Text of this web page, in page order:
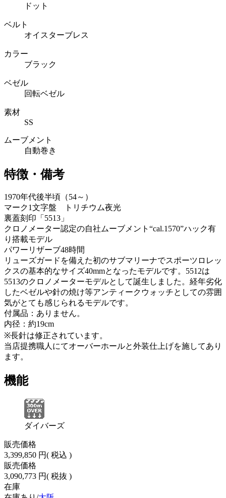
ドット
ベルト
オイスターブレス
カラー
ブラック
ベゼル
回転ベゼル
素材
SS
ムーブメント
自動巻き
特徴・備考
1970年代後半頃（54～）
マーク1文字盤 トリチウム夜光
裏蓋刻印「5513」
クロノメーター認定の自社ムーブメント“cal.1570”ハック有
り搭載モデル
パワーリザーブ48時間
リューズガードを備えた初のサブマリーナでスポーツロレッ
クスの基本的なサイズ40mmとなったモデルです。5512は
5513のクロノメーターモデルとして誕生しました。経年劣化
したベゼルや針の焼け等アンティークウォッチとしての雰囲
気がとても感じられるモデルです。
付属品：ありません。
内径：約19cm
※長針は修正されています。
当店提携職人にてオーバーホールと外装仕上げを施してあり
ます。
機能
ダイバーズ
販売価格
3,399,850 円( 税込 )
販売価格
3,090,773 円( 税抜 )
在庫